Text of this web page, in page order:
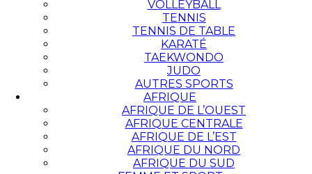
VOLLEYBALL
TENNIS
TENNIS DE TABLE
KARATÉ
TAEKWONDO
JUDO
AUTRES SPORTS
AFRIQUE
AFRIQUE DE L’OUEST
AFRIQUE CENTRALE
AFRIQUE DE L’EST
AFRIQUE DU NORD
AFRIQUE DU SUD